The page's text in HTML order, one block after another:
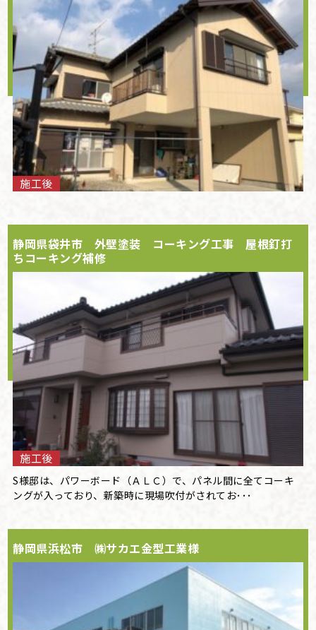
施工後
静岡県袋井市 外壁塗装 コーキング工事 屋根釘打
ちコーキング補修
施工後
S様邸は、パワーボード（ＡＬＣ）で、パネル間に全てコーキ
ングが入っており、新築時に現場吹付がされてお･･･
静岡県浜松市 ㈱サカエ金型工業様